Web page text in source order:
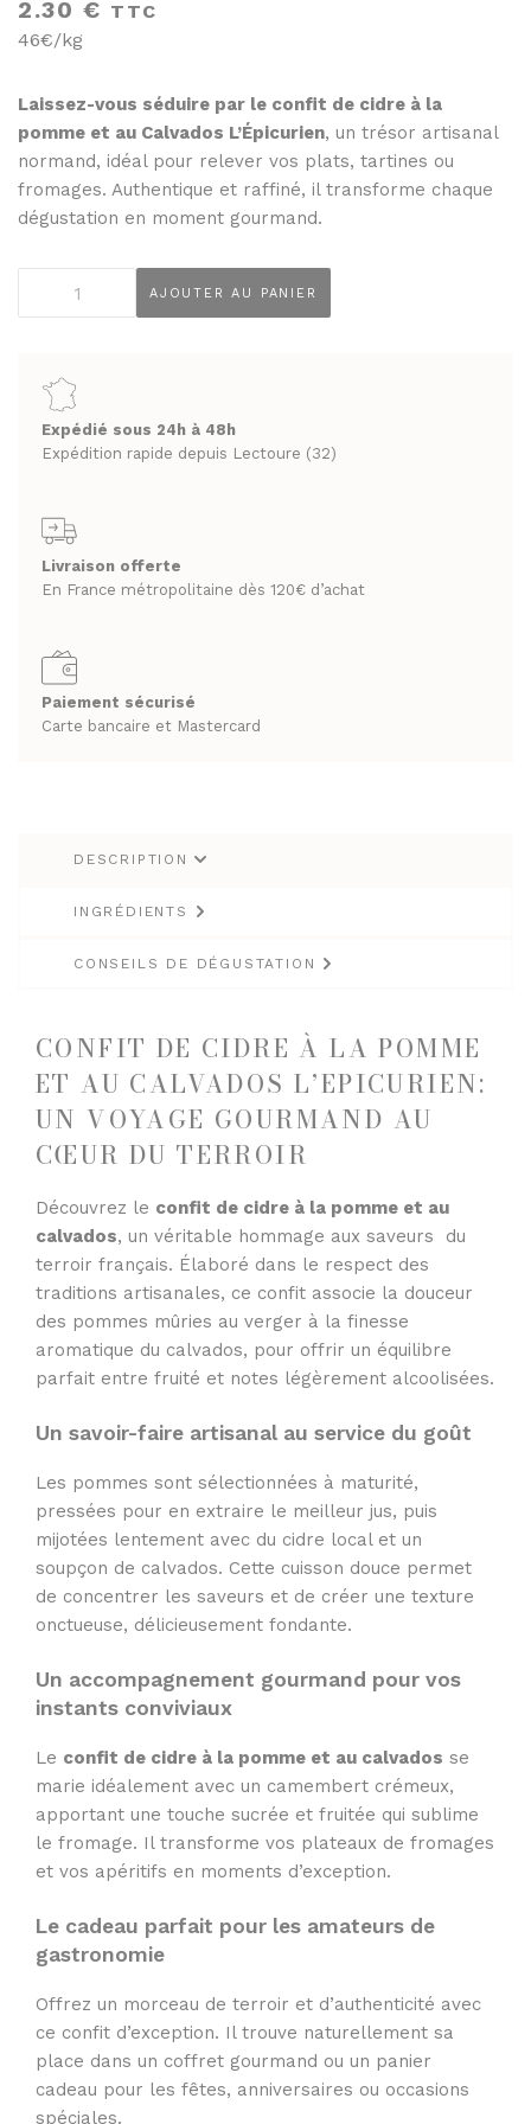
JUS ET SIROPS
MIELS
PRUNEAUX
THÉS ET INFUSIONS
PANIERS GOURMANDS
MOINS DE 20€
ENTRE 20€ ET 50€
FROMAGERIE
À commander et retirer en boutique
LA CAVE
APÉRITIFS
SPIRITUEUX & CHAMPAGNES
CHAMPAGNES
RHUMS ET GINS
WHISKY
VINS BLANCS SECS
VINS ROSÉS
MOINS DE 20€
ENTRE 20€ ET 50€
PLUS DE 50€
À commander et retirer en boutique
APÉRITIFS
SPIRITUEUX & CHAMPAGNES
CHAMPAGNES
RHUMS ET GINS
WHISKY
LES VINS
VINS BLANCS MOELLEUX
VINS BLANCS SECS
2.30 € TTC
46€/kg
Laissez-vous séduire par le confit de cidre à la
pomme et au Calvados L’Épicurien, un trésor artisanal
normand, idéal pour relever vos plats, tartines ou
fromages. Authentique et raffiné, il transforme chaque
dégustation en moment gourmand.
cidre
Calvados
L'EPICURIEN
AJOUTER AU PANIER
Expédié sous 24h à 48h
Expédition rapide depuis Lectoure (32)
Livraison offerte
En France métropolitaine dès 120€ d’achat
Paiement sécurisé
Carte bancaire et Mastercard
DESCRIPTION
INGRÉDIENTS
CONSEILS DE DÉGUSTATION
CONFIT DE CIDRE À LA POMME
ET AU CALVADOS L’EPICURIEN:
UN VOYAGE GOURMAND AU
CŒUR DU TERROIR
Découvrez le confit de cidre à la pomme et au
calvados, un véritable hommage aux saveurs du
terroir français. Élaboré dans le respect des
traditions artisanales, ce confit associe la douceur
des pommes mûries au verger à la finesse
aromatique du calvados, pour offrir un équilibre
parfait entre fruité et notes légèrement alcoolisées.
Un savoir-faire artisanal au service du goût
Les pommes sont sélectionnées à maturité,
pressées pour en extraire le meilleur jus, puis
mijotées lentement avec du cidre local et un
soupçon de calvados. Cette cuisson douce permet
de concentrer les saveurs et de créer une texture
onctueuse, délicieusement fondante.
Un accompagnement gourmand pour vos
instants conviviaux
Le confit de cidre à la pomme et au calvados se
marie idéalement avec un camembert crémeux,
apportant une touche sucrée et fruitée qui sublime
le fromage. Il transforme vos plateaux de fromages
et vos apéritifs en moments d’exception.
Le cadeau parfait pour les amateurs de
gastronomie
Offrez un morceau de terroir et d’authenticité avec
ce confit d’exception. Il trouve naturellement sa
place dans un coffret gourmand ou un panier
cadeau pour les fêtes, anniversaires ou occasions
spéciales.